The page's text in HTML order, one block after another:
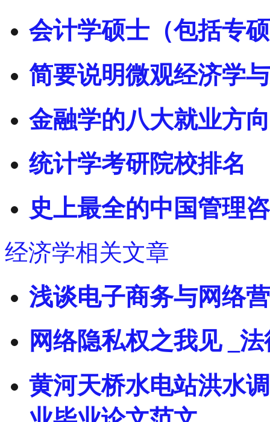
会计学硕士（包括专
简要说明微观经济学
金融学的八大就业方
统计学考研院校排名
史上最全的中国管理
经济学相关文章
浅谈电子商务与网络
网络隐私权之我见 _
黄河天桥水电站洪水